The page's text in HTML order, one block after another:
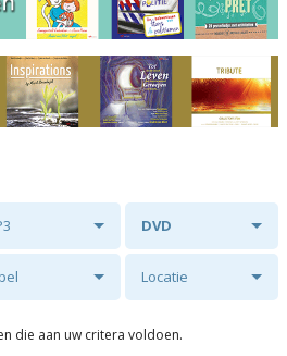
DVD
Locatie
die aan uw critera voldoen.